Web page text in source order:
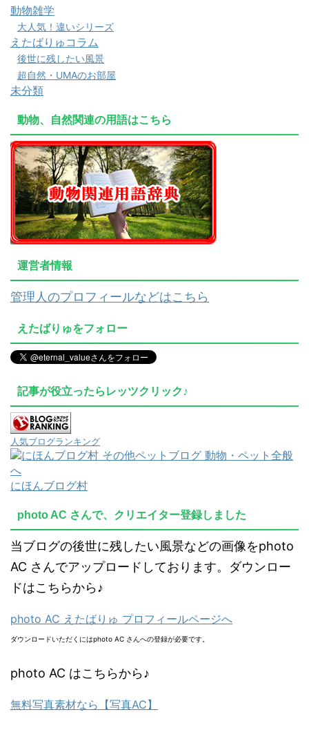
動物雑学
大人気！違いシリーズ
えたばりゅコラム
後世に残したい風景
超自然・UMAのお部屋
未分類
動物、自然関連の用語はこちら
運営者情報
管理人のプロフィールなどはこちら
えたばりゅをフォロー
記事が役立ったらレッツクリック♪
人気ブログランキング
にほんブログ村
photo AC さんで、クリエイター登録しました
当ブログの後世に残したい風景などの画像をphoto
AC さんでアップロードしております。ダウンロー
ドはこちらから♪
photo AC えたばりゅ プロフィールページへ
ダウンロードいただくにはphoto AC さんへの登録が必要です。
photo AC はこちらから♪
無料写真素材なら【写真AC】